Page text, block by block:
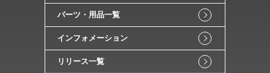
パーツ・用品一覧
インフォメーション
リリース一覧